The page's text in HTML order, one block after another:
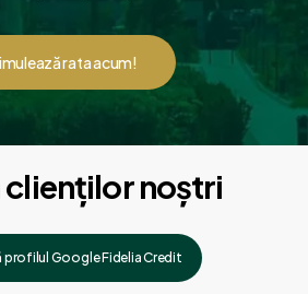
rata acum!
noștri
profilul Google Fidelia Credit